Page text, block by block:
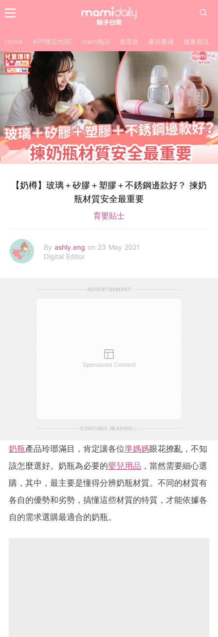
Home APP限定內容! mami熱話 教育路 產前產後 健康資訊
【奶樽】玻璃＋矽膠＋塑膠＋不銹鋼邊款好？ 揀奶
瓶材質安全最重要
育嬰貼士
By ashly.eng on 23 May 2021
Digital Editor
ADVERTISEMENT
Sponsored Content
CONTINUE READING
奶瓶產品玲瑯滿目，肯定讓各位準媽媽眼花撩亂，不知
該怎麼選好。奶瓶為必要的嬰兒用品 ，當然需要細心選
購，其中，最主要是懂得分辨奶瓶材質。不同的材質有
各自的優勢和劣勢，搞懂這些材質的特質，才能依據各
自的需求選購最適合的奶瓶。